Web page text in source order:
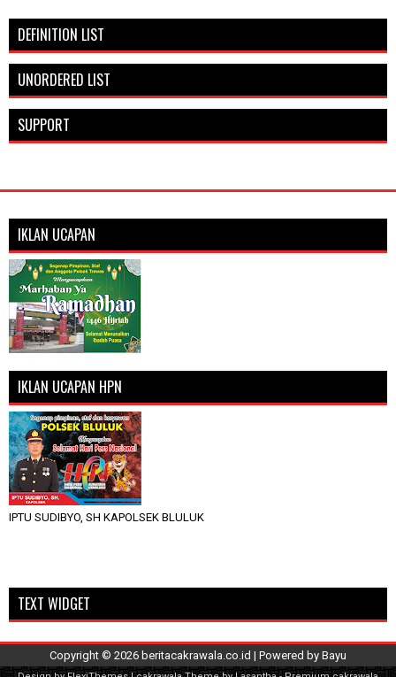
DEFINITION LIST
UNORDERED LIST
SUPPORT
IKLAN UCAPAN
IKLAN UCAPAN HPN
IPTU SUDIBYO, SH KAPOLSEK BLULUK
TEXT WIDGET
Copyright © 2026 beritacakrawala.co.id | Powered by Bayu